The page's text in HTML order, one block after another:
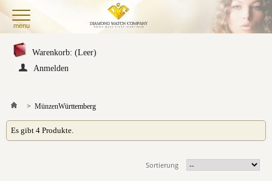
menu
Warenkorb: (Leer)
Anmelden
> MünzenWürttemberg
Es gibt 4 Produkte.
Sortierung